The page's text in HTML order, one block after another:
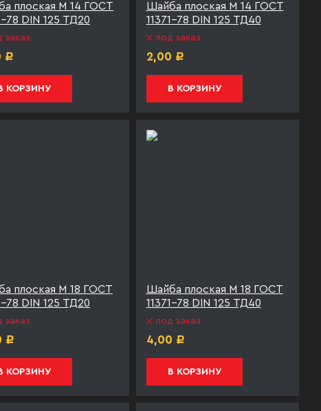
плоская М 14 ГОСТ
78 DIN 125 ТД20
заказ
Р
В КОРЗИНУ
Шайба плоская М 14 ГОСТ
11371-78 DIN 125 ТД40
под заказ
2,00 Р
В КОРЗИНУ
плоская М 18 ГОСТ
78 DIN 125 ТД20
заказ
Р
КОРЗИНУ
Шайба плоская М 18 ГОСТ
11371-78 DIN 125 ТД40
под заказ
4,00 Р
В КОРЗИНУ